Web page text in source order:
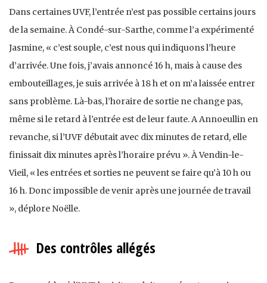
Dans certaines UVF, l’entrée n’est pas possible certains jours
de la semaine. À Condé-sur-Sarthe, comme l’a expérimenté
Jasmine, « c’est souple, c’est nous qui indiquons l’heure
d’arrivée. Une fois, j’avais annoncé 16 h, mais à cause des
embouteillages, je suis arrivée à 18 h et on m’a laissée entrer
sans problème. Là-bas, l’horaire de sortie ne change pas,
même si le retard à l’entrée est de leur faute. A Annoeullin en
revanche, si l’UVF débutait avec dix minutes de retard, elle
finissait dix minutes après l’horaire prévu ». À Vendin-le-
Vieil, « les entrées et sorties ne peuvent se faire qu’à 10 h ou
16 h. Donc impossible de venir après une journée de travail
», déplore Noëlle.
Des contrôles allégés